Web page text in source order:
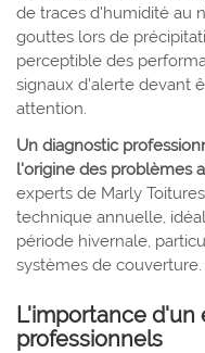
de traces d'humidité au
gouttes lors de
perceptible des
signaux d'alerte devant
attention.
Un diagnostic
l'origine des problèmes
experts de Marly
technique annuelle,
période hivernale,
systèmes de couverture.
L'importance d'un
professionnels